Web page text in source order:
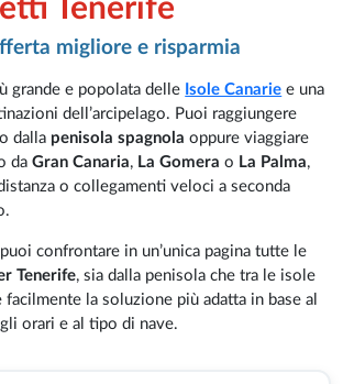
Tenerife
migliore e risparmia
grande e popolata delle Isole Canarie e una
dell’arcipelago. Puoi raggiungere
dalla penisola spagnola oppure viaggiare
daGran Canaria, La Gomera o La Palma,
o collegamenti veloci a seconda
puoi confrontare in un’unica pagina tutte le
Tenerife, sia dalla penisola che tra le isole
facilmente la soluzione più adatta in base al
orari e al tipo di nave.